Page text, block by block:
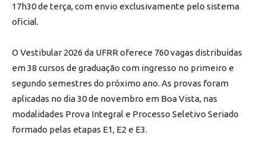
17h30 de terça, com envio exclusivamente pelo sistema
oficial.
O Vestibular 2026 da UFRR oferece 760 vagas distribuídas
em 38 cursos de graduação com ingresso no primeiro e
segundo semestres do próximo ano. As provas foram
aplicadas no dia 30 de novembro em Boa Vista, nas
modalidades Prova Integral e Processo Seletivo Seriado
formado pelas etapas E1, E2 e E3.